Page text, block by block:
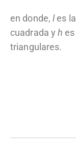
en donde, les
cuadrada yh
triangulares.